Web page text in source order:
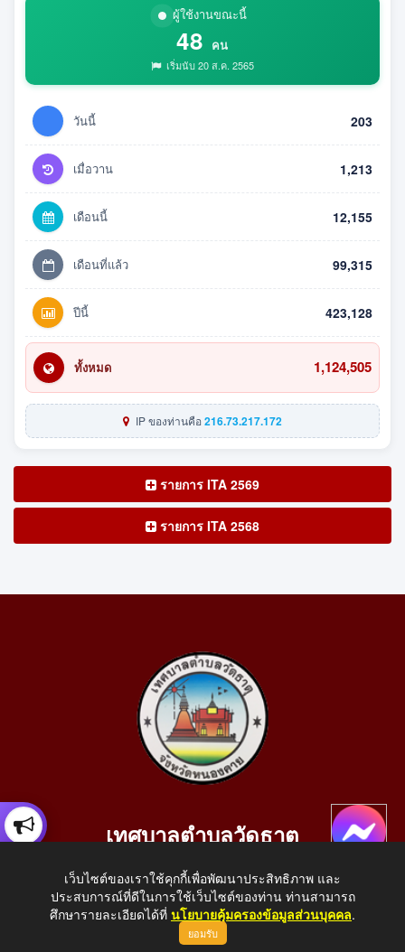
ผู้ใช้งานขณะนี้
48 คน
เริ่มนับ 20 ส.ค. 2565
วันนี้ 203
เมื่อวาน 1,213
เดือนนี้ 12,155
เดือนที่แล้ว 99,315
ปีนี้ 423,128
ทั้งหมด 1,124,505
IP ของท่านคือ216.73.217.172
รายการ ITA 2569
รายการ ITA 2568
เทศบาลตำบลวัดธาตุ
อ.เมือง จ.หนองคาย 43000
โทรศัพท์: 042-414758 โทรสาร: 042-414759
E-Mail: saraban_05430110@dla.go.th
เว็บไซต์ของเราใช้คุกกี้เพื่อพัฒนาประสิทธิภาพ และ
ประสบการณ์ที่ดีในการใช้เว็บไซต์ของท่าน ท่านสามารถ
ศึกษารายละเอียดได้ที่ นโยบายคุ้มครองข้อมูลส่วนบุคคล.
ยอมรับ